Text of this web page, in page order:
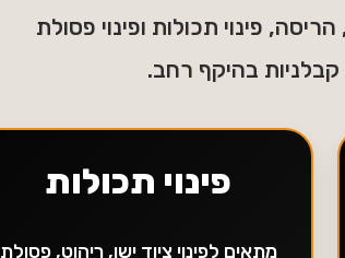
פינוי תכולות ופינוי פסולת
בהיקף רחב.
פינוי תכולות
מתאים לפינוי ציוד ישן, ריהוט, פסולת